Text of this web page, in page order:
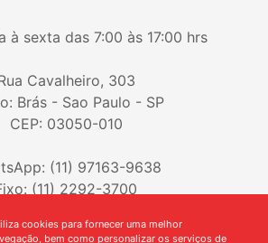
à sexta das 7:00 às 17:00 hrs
Cavalheiro, 303
Brás - Sao Paulo - SP
CEP: 03050-010
(11) 97163-9638
(11) 2292-3700
cookies para fornecer uma melhor
bem como personalizar os serviços de